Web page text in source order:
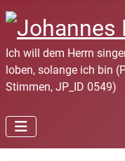
Ich will dem Herrn
loben, solange ich bin
Stimmen, JP_ID 0549)